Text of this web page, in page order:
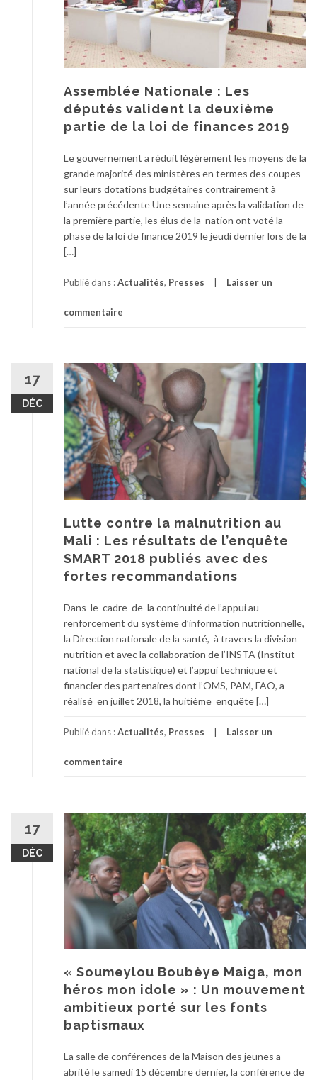
Assemblée Nationale : Les
députés valident la deuxième
partie de la loi de finances 2019
Le gouvernement a réduit légèrement les moyens de la
grande majorité des ministères en termes des coupes
sur leurs dotations budgétaires contrairement à
l’année précédente Une semaine après la validation de
la première partie, les élus de la nation ont voté la
phase de la loi de finance 2019 le jeudi dernier lors de la
[…]
Publié dans :Actualités, Presses Laisser un
commentaire
17
DÉC
Lutte contre la malnutrition au
Mali : Les résultats de l’enquête
SMART 2018 publiés avec des
fortes recommandations
Dans le cadre de la continuité de l’appui au
renforcement du système d’information nutritionnelle,
la Direction nationale de la santé, à travers la division
nutrition et avec la collaboration de l’INSTA (Institut
national de la statistique) et l’appui technique et
financier des partenaires dont l’OMS, PAM, FAO, a
réalisé en juillet 2018, la huitième enquête […]
Publié dans :Actualités, Presses Laisser un
commentaire
17
DÉC
« Soumeylou Boubèye Maiga, mon
héros mon idole » : Un mouvement
ambitieux porté sur les fonts
baptismaux
La salle de conférences de la Maison des jeunes a
abrité le samedi 15 décembre dernier, la conférence de